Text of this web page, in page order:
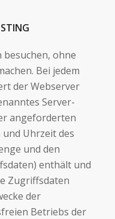
besuchen, ohne
Bei jedem
der Webserver
Server-
angeforderten
Uhrzeit des
und den
enthält und
Zugriffsdaten
der
Betriebs der